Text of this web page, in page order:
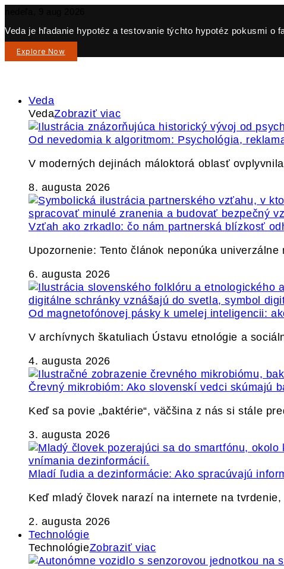
Veda je hľadanie hypotéz a testovanie týchto hypotéz pokusmi o
Explore Now
Veda
VedaZobraziť viac
Od nevedomia k algoritmom: Psychológia,
V moderných dejinách máloktorá oblasť
8. augusta 2026
Vzťah ako zrkadlo: čo nám partnerská blízkosť
Upozornenie: Tento článok neponúka
6. augusta 2026
Od magnetofónovej pásky k umelej inteligencii:
V archívnych škatuliach Ústavu etnológie a
4. augusta 2026
Črevný mikrobióm: Ako slovenskí vedci skúmajú
Keď sa povie „baktérie“, väčšina z nás si stále
3. augusta 2026
Mladí ľudia a dezinformácie: Ako spracúvajú
Keď mladý človek narazí na internete na
2. augusta 2026
Technológie
TechnológieZobraziť viac